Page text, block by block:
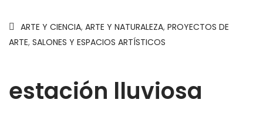
ARTE Y CIENCIA, ARTE Y NATURALEZA, PROYECTOS DE
ARTE, SALONES Y ESPACIOS ARTÍSTICOS
estación lluviosa